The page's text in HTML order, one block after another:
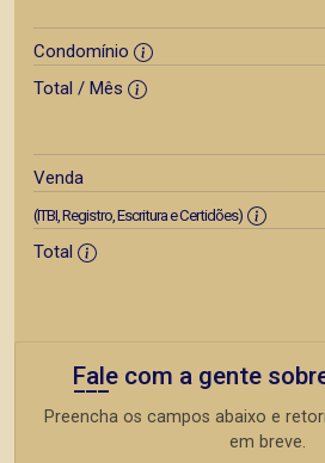
Condomínio
Total / Mês
Venda
(ITBI, Registro, Escritura e Certidões)
Total
Fale com a gente
Preencha os campos abaixo e
em breve.